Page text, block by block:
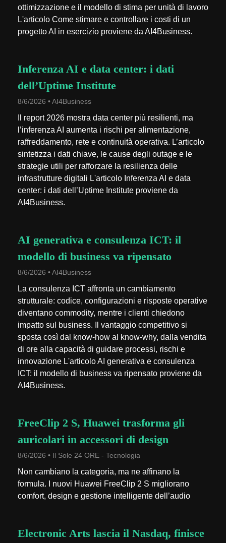
ottimizzazione e il modello di stima per unità di lavoro
L'articolo Come stimare e controllare i costi di un
progetto AI in esercizio proviene da AI4Business.
Inferenza AI e data center: i dati
dell’Uptime Institute
8/6/2026 • AI4Business
Il report 2026 mostra data center più resilienti, ma
l’inferenza AI aumenta i rischi per alimentazione,
raffreddamento, rete e continuità operativa. L’articolo
sintetizza i dati chiave, le cause degli outage e le
strategie utili per rafforzare la resilienza delle
infrastrutture digitali L'articolo Inferenza AI e data
center: i dati dell’Uptime Institute proviene da
AI4Business.
AI generativa e consulenza ICT: il
modello di business va ripensato
8/6/2026 • AI4Business
La consulenza ICT affronta un cambiamento
strutturale: codice, configurazioni e risposte operative
diventano commodity, mentre i clienti chiedono
impatto sul business. Il vantaggio competitivo si
sposta così dal know-how al know-why, dalla vendita
di ore alla capacità di guidare processi, rischi e
innovazione L'articolo AI generativa e consulenza
ICT: il modello di business va ripensato proviene da
AI4Business.
FreeClip 2 S, Huawei trasforma gli
auricolari in accessori di design
8/6/2026 • Il Sole 24 ORE - Tecnologia
Non cambiano la categoria, ma ne affinano la
formula. I nuovi Huawei FreeClip 2 S migliorano
comfort, design e gestione intelligente dell’audio
Electronic Arts lascia il Nasdaq, finisce